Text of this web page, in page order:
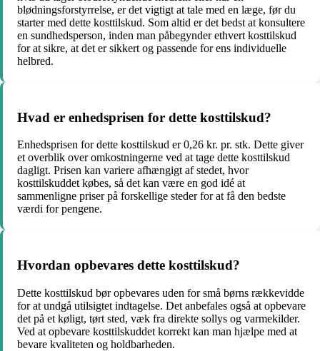
blødningsforstyrrelse, er det vigtigt at tale med en læge, før du
starter med dette kosttilskud. Som altid er det bedst at konsultere
en sundhedsperson, inden man påbegynder ethvert kosttilskud
for at sikre, at det er sikkert og passende for ens individuelle
helbred.
Hvad er enhedsprisen for dette kosttilskud?
Enhedsprisen for dette kosttilskud er 0,26 kr. pr. stk. Dette giver
et overblik over omkostningerne ved at tage dette kosttilskud
dagligt. Prisen kan variere afhængigt af stedet, hvor
kosttilskuddet købes, så det kan være en god idé at
sammenligne priser på forskellige steder for at få den bedste
værdi for pengene.
Hvordan opbevares dette kosttilskud?
Dette kosttilskud bør opbevares uden for små børns rækkevidde
for at undgå utilsigtet indtagelse. Det anbefales også at opbevare
det på et køligt, tørt sted, væk fra direkte sollys og varmekilder.
Ved at opbevare kosttilskuddet korrekt kan man hjælpe med at
bevare kvaliteten og holdbarheden.